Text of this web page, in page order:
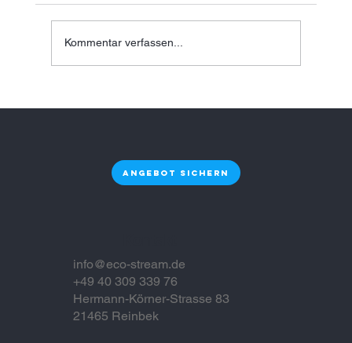
Kommentar verfassen...
Angebot sichern
info@eco-stream.de
+49 40 309 339 76
Hermann-Körner-Strasse 83
21465 Reinbek